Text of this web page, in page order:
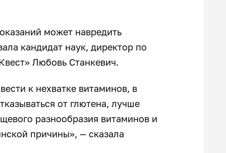
может навредить
кандидат наук, директор по
Любовь Станкевич.
к нехватке витаминов, в
от глютена, лучше
разнообразия витаминов и
причины», — сказала